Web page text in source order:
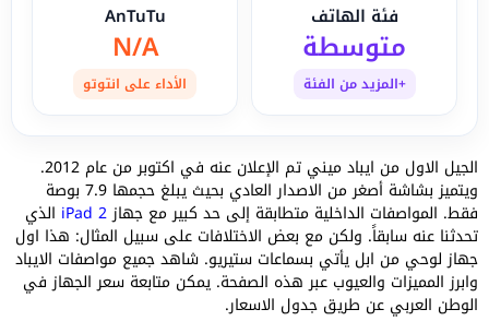
فئة الهاتف
متوسطة
+المزيد من الفئة
AnTuTu
N/A
الأداء على انتوتو
الجيل الاول من ايباد ميني تم الإعلان عنه في اكتوبر من عام 2012.
ويتميز بشاشة أصغر من الاصدار العادي بحيث يبلغ حجمها 7.9 بوصة
فقط. المواصفات الداخلية متطابقة إلى حد كبير مع جهازiPad 2 الذي
تحدثنا عنه سابقاً. ولكن مع بعض الاختلافات على سبيل المثال: هذا اول
جهاز لوحي من ابل يأتي بسماعات ستيريو. شاهد جميع مواصفات الايباد
وابرز المميزات والعيوب عبر هذه الصفحة. يمكن متابعة سعر الجهاز في
الوطن العربي عن طريق جدول الاسعار.